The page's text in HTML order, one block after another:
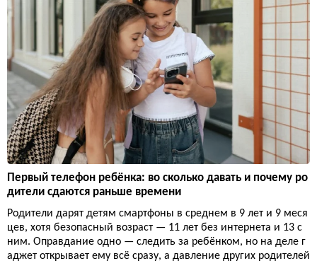
Первый телефон ребёнка: во сколько давать и почему ро
дители сдаются раньше времени
Родители дарят детям смартфоны в среднем в 9 лет и 9 меся
цев, хотя безопасный возраст — 11 лет без интернета и 13 с
ним. Оправдание одно — следить за ребёнком, но на деле г
аджет открывает ему всё сразу, а давление других родителей